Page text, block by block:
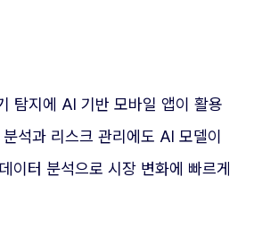
탐지에 AI 기반 모바일 앱이 활용
석과 리스크 관리에도 AI 모델이
이터 분석으로 시장 변화에 빠르게